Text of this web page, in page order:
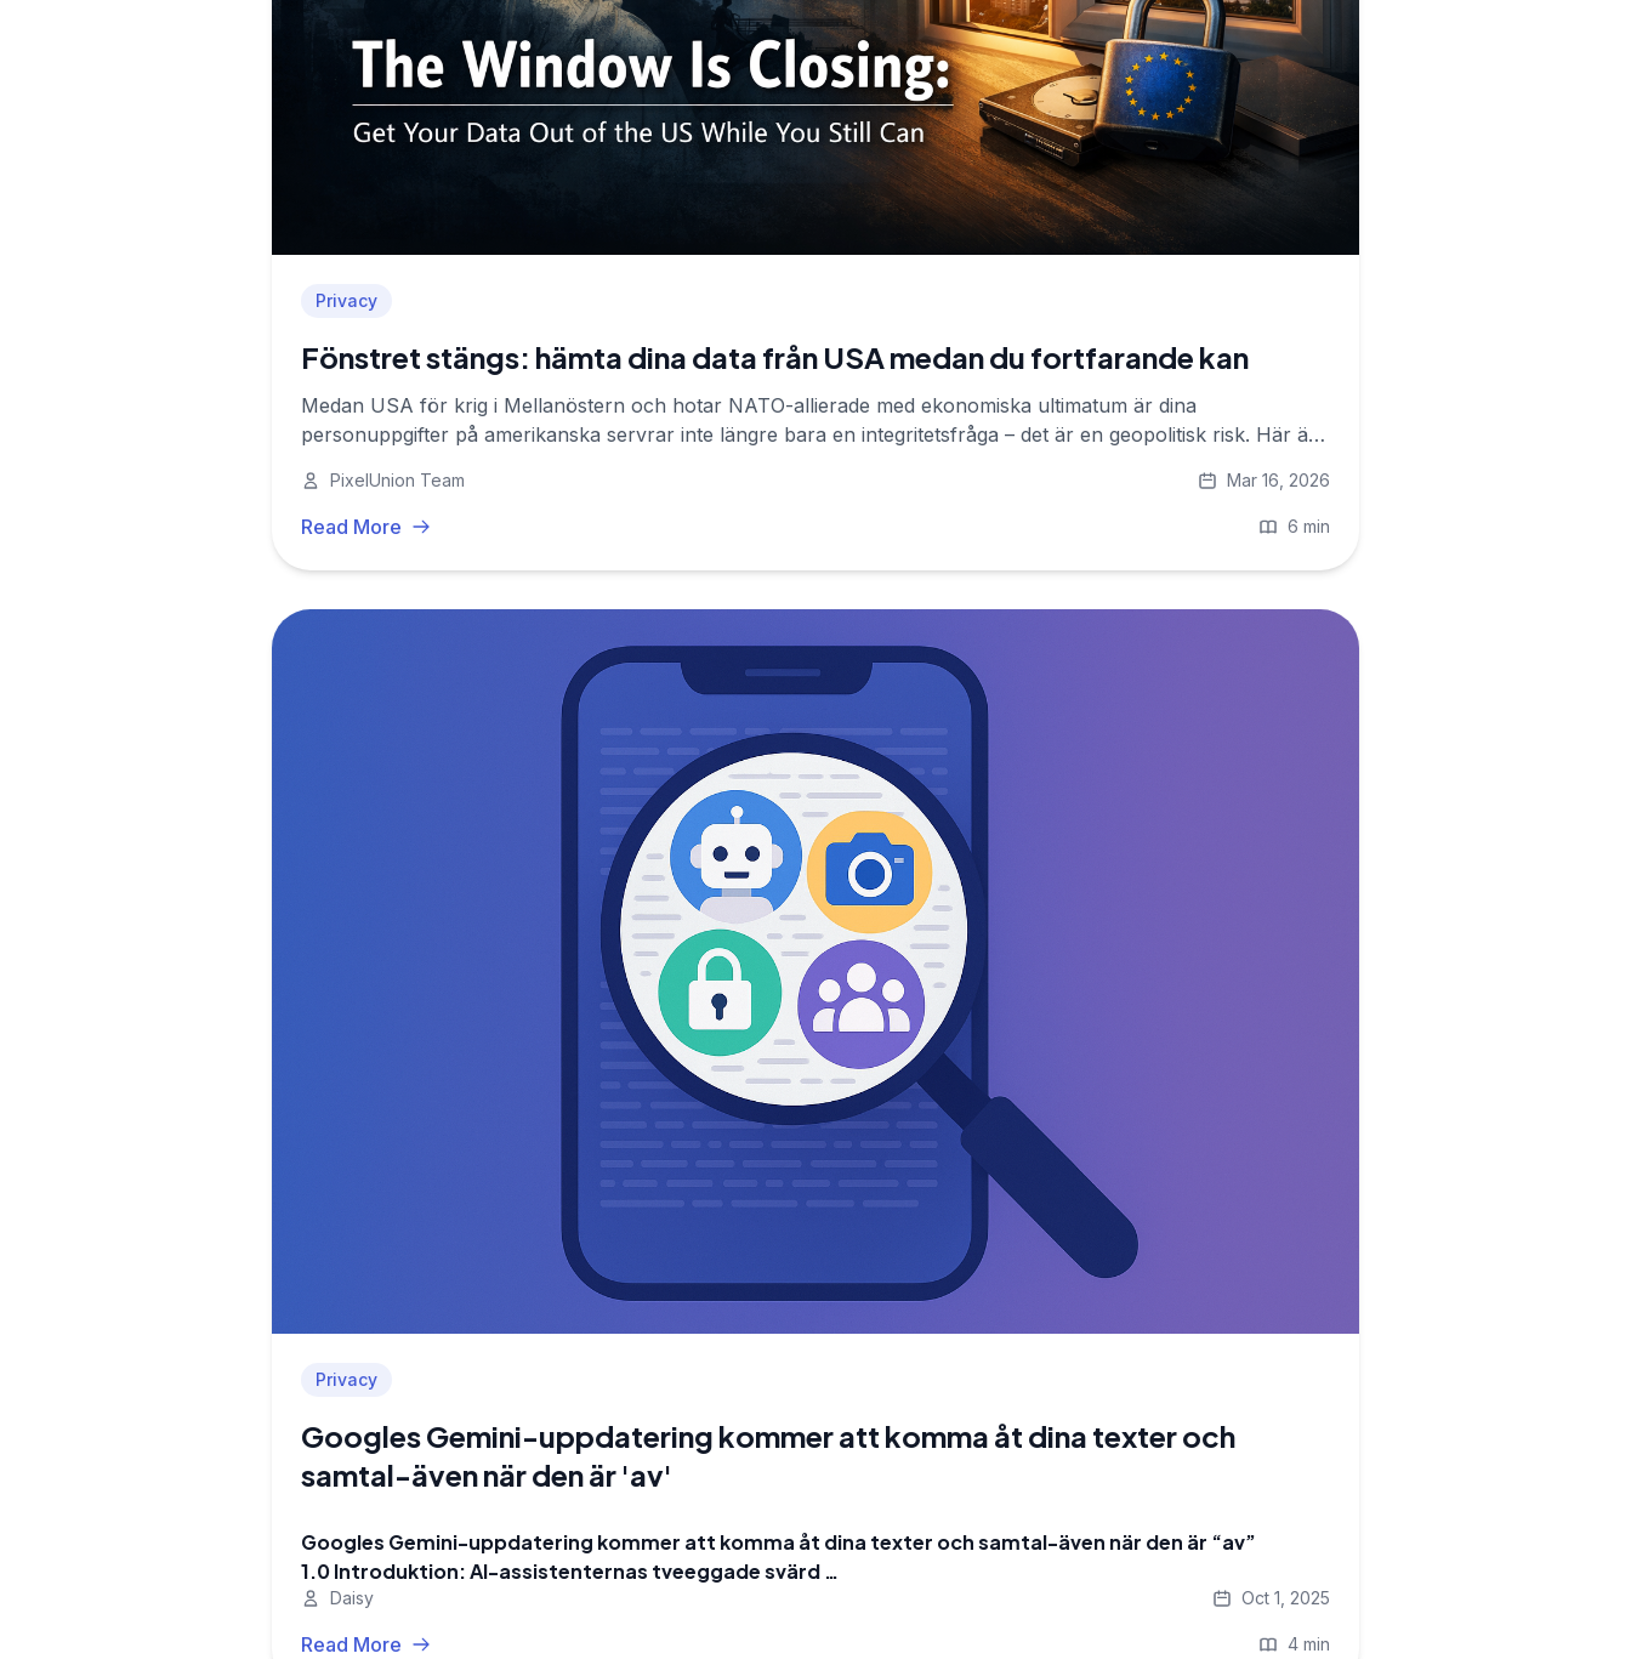
Privacy
Fönstret stängs: hämta dina data från USA medan du fortfarande kan
Medan USA för krig i Mellanöstern och hotar NATO-allierade med ekonomiska ultimatum är dina
personuppgifter på amerikanska servrar inte längre bara en integritetsfråga – det är en geopolitisk risk. Här är
PixelUnion Team Mar 16, 2026
Read More 6 min
Privacy
Googles Gemini-uppdatering kommer att komma åt dina texter och
samtal-även när den är 'av'
Googles Gemini-uppdatering kommer att komma åt dina texter och samtal-även när den är “av”
1.0 Introduktion: AI-assistenternas tveeggade svärd …
Daisy Oct 1, 2025
Read More 4 min